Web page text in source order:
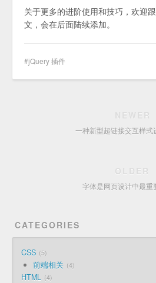
关于更多的进阶使用和技巧，欢迎
文，会在后面陆续添加。
jQuery 插件
NEWER
一种新型超链接交互样式
OLDER
字体是网页设计中最重
CATEGORIES
CSS 5
前端相关 4
HTML 4